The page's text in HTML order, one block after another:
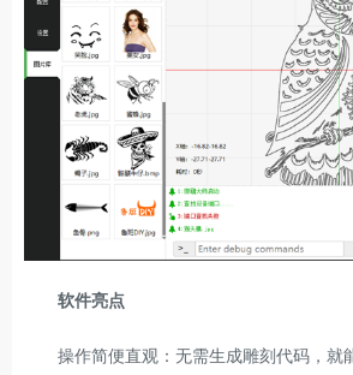
软件亮点
操作简便直观：无需生成雕刻代码，就